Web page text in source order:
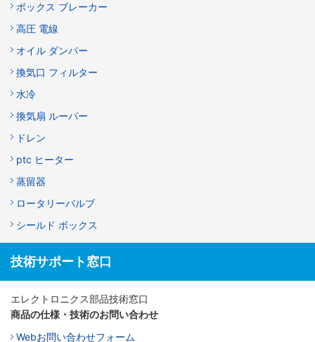
ボックス ブレーカー
高圧 電線
オイル ダンパー
換気口 フィルター
水冷
換気扇 ルーバー
ドレン
ptc ヒーター
蒸留器
ロータリーバルブ
シールド ボックス
技術サポート窓口
エレクトロニクス部品技術窓口
商品の仕様・技術のお問い合わせ
Webお問い合わせフォーム